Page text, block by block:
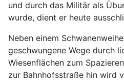
und durch das Militär als
wurde, dient er heute
Neben einem
geschwungene Wege durch
Wiesenflächen zum
zur Bahnhofsstraße hin wird